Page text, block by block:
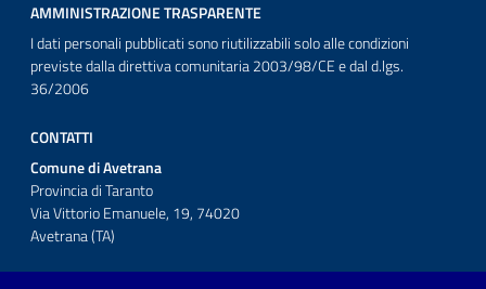
AMMINISTRAZIONE TRASPARENTE
I dati personali pubblicati sono riutilizzabili solo alle condizioni
previste dalla direttiva comunitaria 2003/98/CE e dal d.lgs.
36/2006
CONTATTI
Comune di Avetrana
Provincia di Taranto
Via Vittorio Emanuele, 19, 74020
Avetrana (TA)